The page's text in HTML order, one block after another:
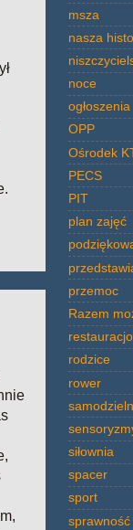
msza
nasza
noce
ogłoszenia
OPP
Ośrodek
PECS
PIT
plan zajęć
przemoc
Razem
rodzice
rower
siłownia
spacer
sport